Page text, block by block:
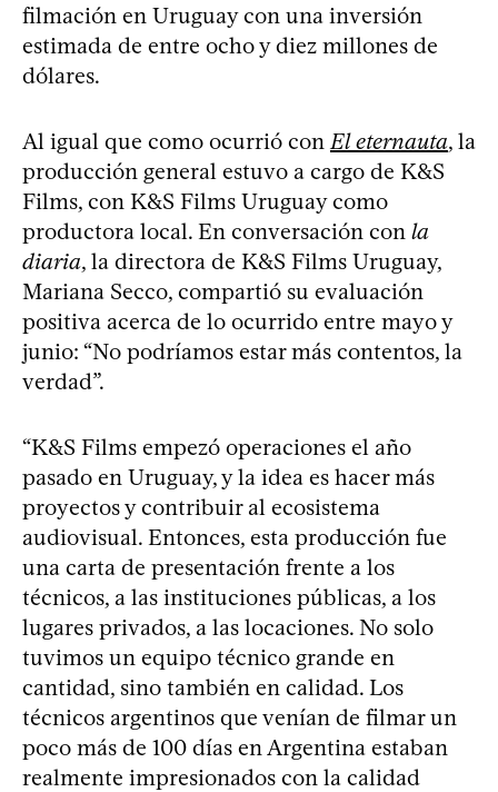
filmación en Uruguay con una inversión
estimada de entre ocho y diez millones de
dólares.
Al igual que como ocurrió con El eternauta, la
producción general estuvo a cargo de K&S
Films, con K&S Films Uruguay como
productora local. En conversación con la
diaria, la directora de K&S Films Uruguay,
Mariana Secco, compartió su evaluación
positiva acerca de lo ocurrido entre mayo y
junio: “No podríamos estar más contentos, la
verdad”.
“K&S Films empezó operaciones el año
pasado en Uruguay, y la idea es hacer más
proyectos y contribuir al ecosistema
audiovisual. Entonces, esta producción fue
una carta de presentación frente a los
técnicos, a las instituciones públicas, a los
lugares privados, a las locaciones. No solo
tuvimos un equipo técnico grande en
cantidad, sino también en calidad. Los
técnicos argentinos que venían de filmar un
poco más de 100 días en Argentina estaban
realmente impresionados con la calidad